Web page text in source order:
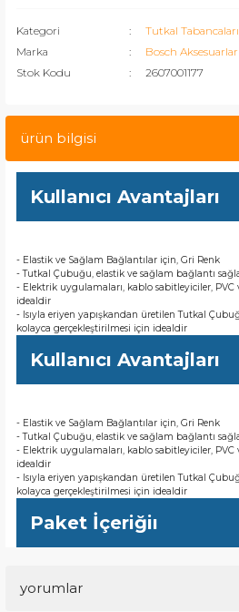
Kategori
Tutkal
Marka
Bosch Aksesuarlar
Stok Kodu
2607001177
ürün bilgisi
Kullanıcı Avantajları
- Elastik ve Sağlam Bağlantılar için, Gri Renk
- Tutkal Çubuğu, elastik ve sağlam bağlantı
- Elektrik uygulamaları, kablo sabitleyiciler, PVC
idealdir
- Isıyla eriyen yapışkandan üretilen Tutkal
kolayca gerçekleştirilmesi için idealdir
Kullanıcı Avantajları
- Elastik ve Sağlam Bağlantılar için, Gri Renk
- Tutkal Çubuğu, elastik ve sağlam bağlantı
- Elektrik uygulamaları, kablo sabitleyiciler, PVC
idealdir
- Isıyla eriyen yapışkandan üretilen Tutkal
kolayca gerçekleştirilmesi için idealdir
Paket İçeriğiı
yorumlar